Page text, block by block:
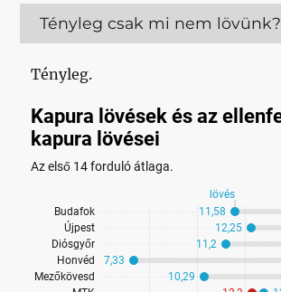
Tényleg csak mi nem lövünk?
Tényleg.